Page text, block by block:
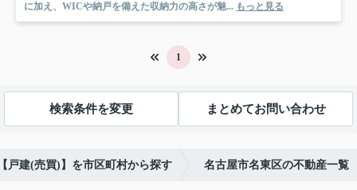
に加え、WICや納戸を備えた収納力の高さが魅... もっと見る
1
検索条件を変更 まとめてお問い合わせ
戸建(売買)】を市区町村から探す 名古屋市名東区の不動産一覧